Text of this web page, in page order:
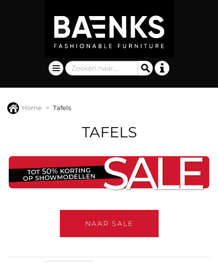
Home Tafels
TAFELS
NAAR SALE